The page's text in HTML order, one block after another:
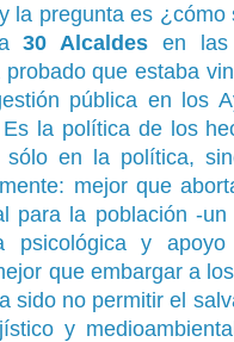
la pregunta es
a30 Alcaldes en las
que estaba
pública en los
la política de los
sólo en la política,
mejor que
para la población -
psicológica y
que embargar a
sido no permitir el
y